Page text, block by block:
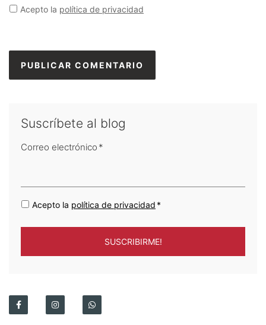
Acepto la política de privacidad
Suscríbete al blog
Correo electrónico *
Acepto la política de privacidad *